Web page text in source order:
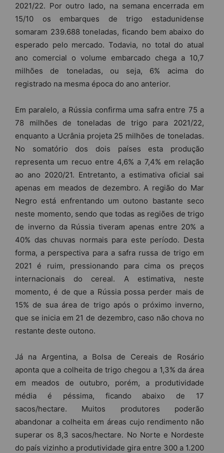
2021/22. Por outro lado, na semana encerrada em
15/10 os embarques de trigo estadunidense
somaram 239.688 toneladas, ficando bem abaixo do
esperado pelo mercado. Todavia, no total do atual
ano comercial o volume embarcado chega a 10,7
milhões de toneladas, ou seja, 6% acima do
registrado na mesma época do ano anterior.
Em paralelo, a Rússia confirma uma safra entre 75 a
78 milhões de toneladas de trigo para 2021/22,
enquanto a Ucrânia projeta 25 milhões de toneladas.
No somatório dos dois países esta produção
representa um recuo entre 4,6% a 7,4% em relação
ao ano 2020/21. Entretanto, a estimativa oficial sai
apenas em meados de dezembro. A região do Mar
Negro está enfrentando um outono bastante seco
neste momento, sendo que todas as regiões de trigo
de inverno da Rússia tiveram apenas entre 20% a
40% das chuvas normais para este período. Desta
forma, a perspectiva para a safra russa de trigo em
2021 é ruim, pressionando para cima os preços
internacionais do cereal. A estimativa, neste
momento, é de que a Rússia possa perder mais de
15% de sua área de trigo após o próximo inverno,
que se inicia em 21 de dezembro, caso não chova no
restante deste outono.
Já na Argentina, a Bolsa de Cereais de Rosário
aponta que a colheita de trigo chegou a 1,3% da área
em meados de outubro, porém, a produtividade
média é péssima, ficando abaixo de 17
sacos/hectare. Muitos produtores poderão
abandonar a colheita em áreas cujo rendimento não
superar os 8,3 sacos/hectare. No Norte e Nordeste
do país vizinho a produtividade gira entre 300 a 1.200